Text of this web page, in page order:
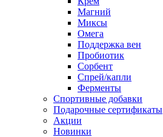
Магний
Миксы
Омега
Поддержка вен
Пробиотик
Сорбент
Спрей/капли
Ферменты
Спортивные добавки
Подарочные сертификаты
Акции
Новинки